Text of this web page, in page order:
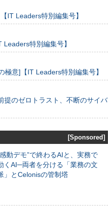
IT Leaders特別編集号】
特別編集号】
極意]【IT Leaders特別編集号】
のゼロトラスト、不断のサイバ
[Sponsored]
動デモ”で終わるAIと、実務で
くAI─両者を分ける「業務の文
」とCelonisの管制塔